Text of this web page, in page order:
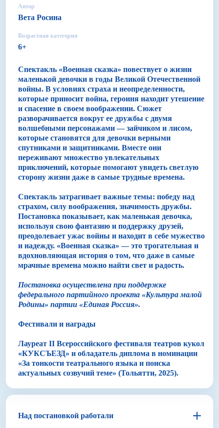
Спектакль «Военная сказка» повествует о жизни
маленькой девочки в годы Великой Отечественной
войны. В условиях страха и неопределенности,
которые приносит война, героиня находит утешение
и спасение в своем воображении. Сюжет
разворачивается вокруг ее дружбы с двумя
волшебными персонажами — зайчиком и лисом,
которые становятся для девочки верными
спутниками и защитниками. Вместе они
переживают множество увлекательных
приключений, которые помогают увидеть светлую
сторону жизни даже в самые трудные времена.
Спектакль затрагивает важные темы: победу над
страхом, силу воображения, значимость дружбы.
Постановка показывает, как маленькая девочка,
используя свою фантазию и поддержку друзей,
преодолевает ужас войны и находит в себе мужество
и надежду. «Военная сказка» — это трогательная и
вдохновляющая история о том, что даже в самые
мрачные времена можно найти свет и радость.
Постановка осуществлена при поддержке
федерального партийного проекта «Культура малой
Родины» партии «Единая Россия».
Фестивали и награды
Лауреат II Всероссийского фестиваля театров кукол
«КУКСЪЕЗД» и обладатель диплома в номинации
«За тонкости театрального языка и поиска
актуальных созвучий теме» (Тольятти, 2025).
Автор
Вета Росина
Возрастная категория
6+
Над постановкой работали